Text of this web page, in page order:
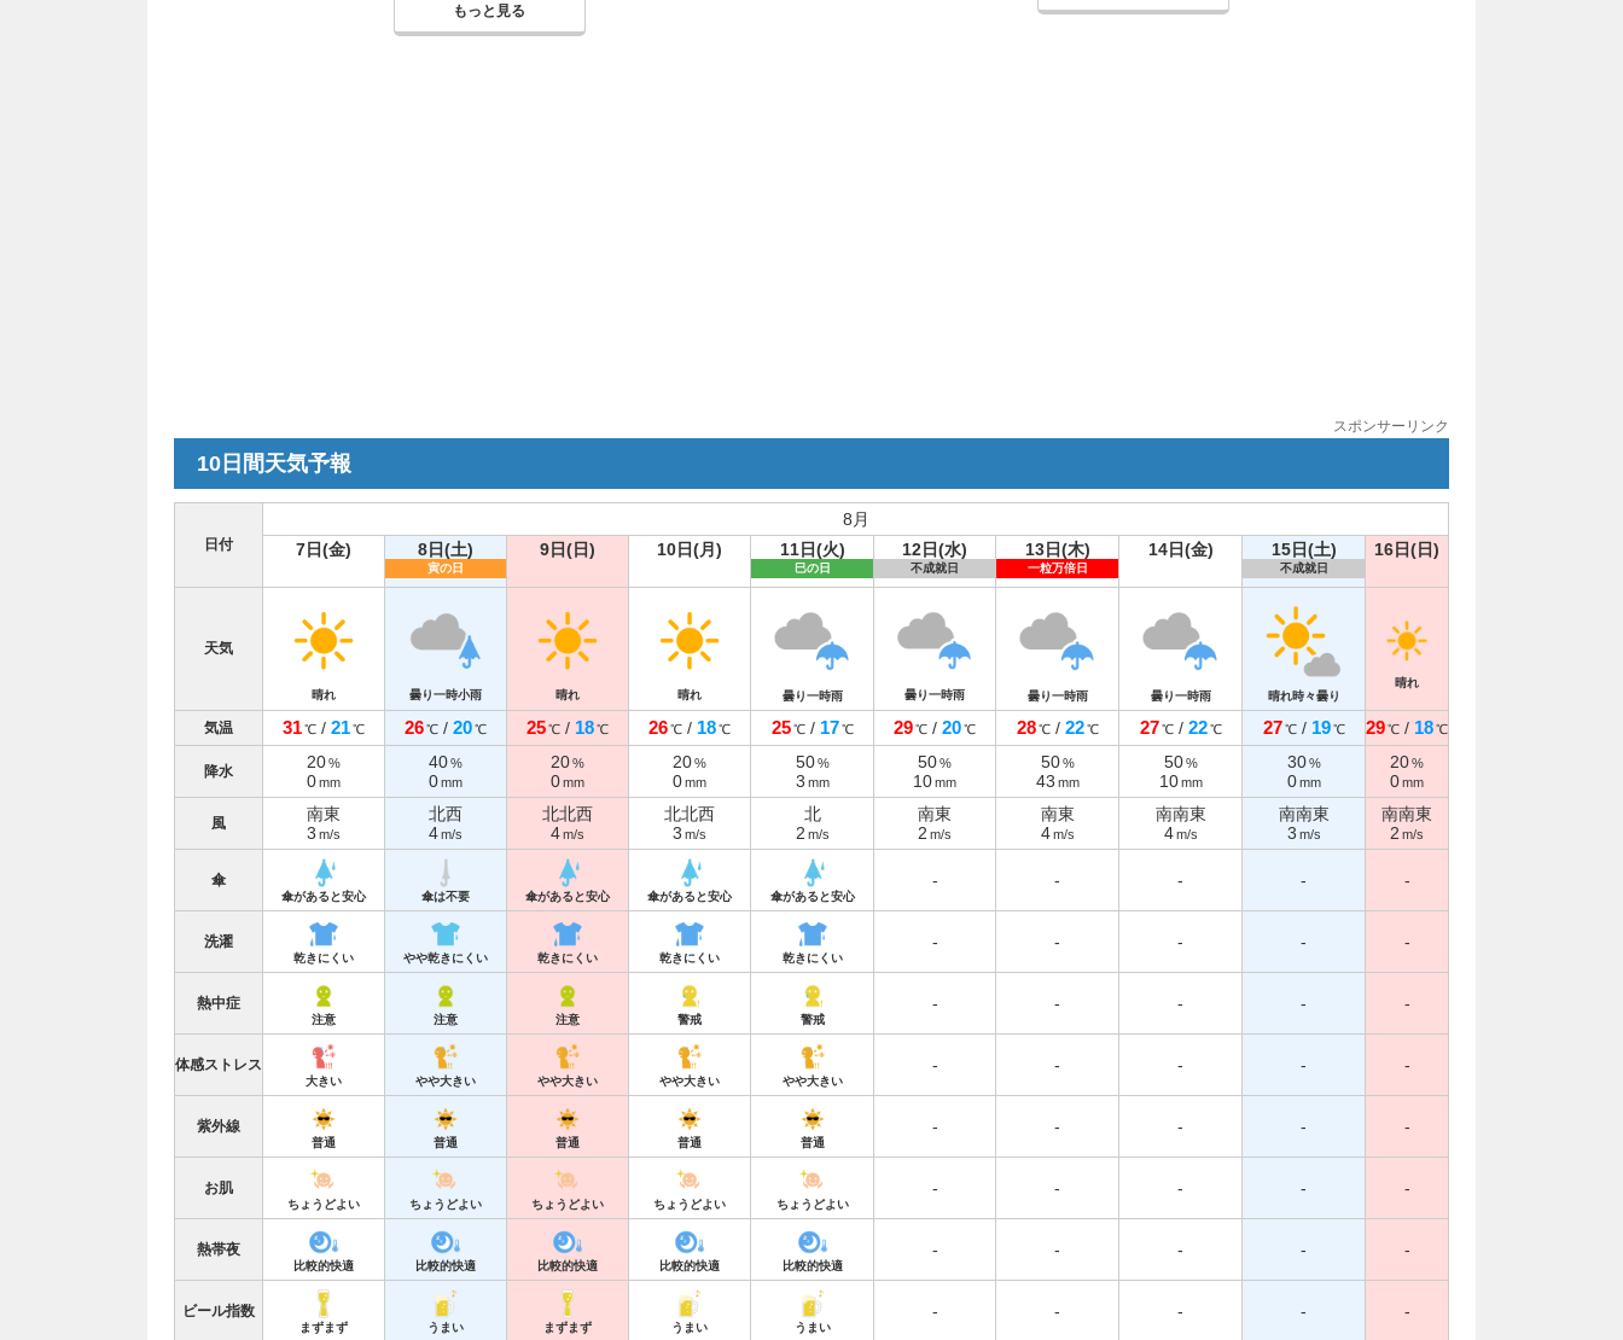
もっと見る
スポンサーリンク
10日間天気予報
日付
8月
7日(金)
8日(土)
寅の日
9日(日) 10日(月) 11日(火)
巳の日
12日(水)
不成就日
13日(木)
一粒万倍日
14日(金) 15日(土)
不成就日
16日(日)
天気
晴れ 曇り一時小雨 晴れ 晴れ 曇り一時雨 曇り一時雨 曇り一時雨 曇り一時雨 晴れ時々曇り
晴れ
気温 31℃ / 21℃ 26℃ / 20℃ 25℃ / 18℃ 26℃ / 18℃ 25 ℃/ 17 ℃ 29℃ / 20℃ 28 ℃/ 22 ℃ 27 ℃/ 22 ℃ 27 ℃/ 19 ℃ 29℃ / 18℃
降水 20%
0mm
40%
0mm
20%
0mm
20%
0mm
50 %
3 mm
50%
10mm
50 %
43 mm
50 %
10 mm
30 %
0 mm
20%
0mm
風
南東
3 m/s
北西
4m/s
北北西
4m/s
北北西
3 m/s
北
2 m/s
南東
2 m/s
南東
4 m/s
南南東
4 m/s
南南東
3 m/s
南南東
2 m/s
傘
傘があると安心 傘は不要 傘があると安心 傘があると安心 傘があると安心
- - - - -
洗濯
乾きにくい やや乾きにくい 乾きにくい 乾きにくい 乾きにくい
- - - - -
熱中症
注意 注意 注意 警戒 警戒
- - - - -
体感ストレス
大きい やや大きい やや大きい やや大きい やや大きい
- - - - -
紫外線
普通 普通 普通 普通 普通
- - - - -
お肌
ちょうどよい ちょうどよい ちょうどよい ちょうどよい ちょうどよい
- - - - -
熱帯夜
比較的快適 比較的快適 比較的快適 比較的快適 比較的快適
- - - - -
ビール指数
まずまず うまい まずまず うまい うまい
- - - - -